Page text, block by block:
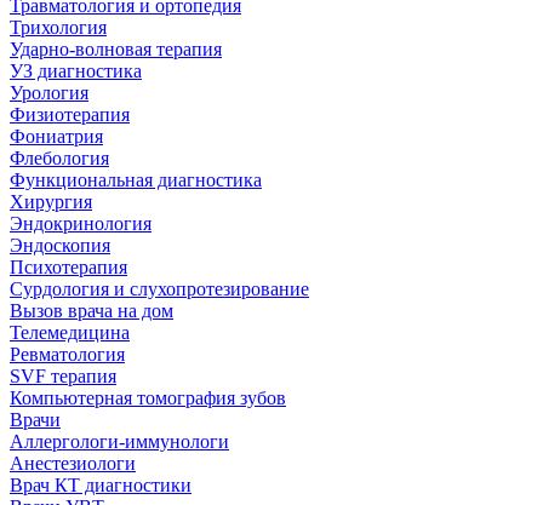
Травматология и ортопедия
Трихология
Ударно-волновая терапия
УЗ диагностика
Урология
Физиотерапия
Фониатрия
Флебология
Функциональная диагностика
Хирургия
Эндокринология
Эндоскопия
Психотерапия
Сурдология и слухопротезирование
Вызов врача на дом
Телемедицина
Ревматология
SVF терапия
Компьютерная томография зубов
Врачи
Аллергологи-иммунологи
Анестезиологи
Врач КТ диагностики